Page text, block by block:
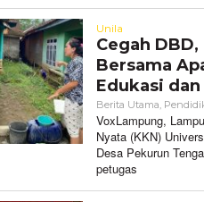
Unila
Cegah
Bersama
Edukasi
Berita Utama
VoxLampung,
Nyata (KKN)
Desa Pekurun
petugas